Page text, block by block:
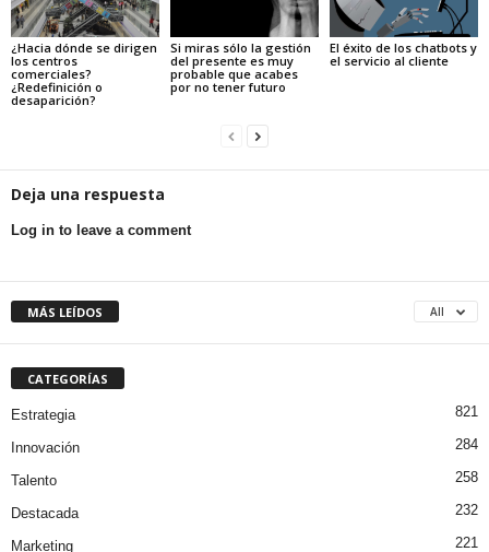
¿Hacia dónde se dirigen
los centros
comerciales?
¿Redefinición o
desaparición?
Si miras sólo la gestión
del presente es muy
probable que acabes
por no tener futuro
El éxito de los chatbots y
el servicio al cliente
Deja una respuesta
Log in to leave a comment
MÁS LEÍDOS All
CATEGORÍAS
Estrategia 821
Innovación 284
Talento 258
Destacada 232
Marketing 221